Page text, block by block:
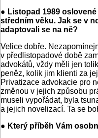
● Listopad 1989
středním věku. Jak se v
adaptovali se na ně?
Velice dobře.
v předlistopadové době
advokátů, vždy měli jen
peněz, kolik jim klienti za
Privatizace advokacie pro
změnou v jejich způsobu
museli vypořádat, byla
a jejich novelizací. Ta se
● Který příběh Vám